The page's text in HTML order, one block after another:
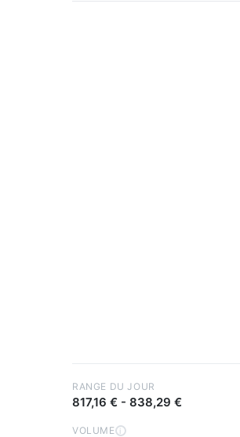
RANGE DU JOUR
817,16 € - 838,29 €
VOLUME i